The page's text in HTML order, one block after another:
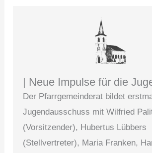
| Neue Impulse für die
Der Pfarrgemeinderat bildet
Jugendausschuss mit Wilfried
(Vorsitzender), Hubertus Lübbers
(Stellvertreter), Maria Franken,